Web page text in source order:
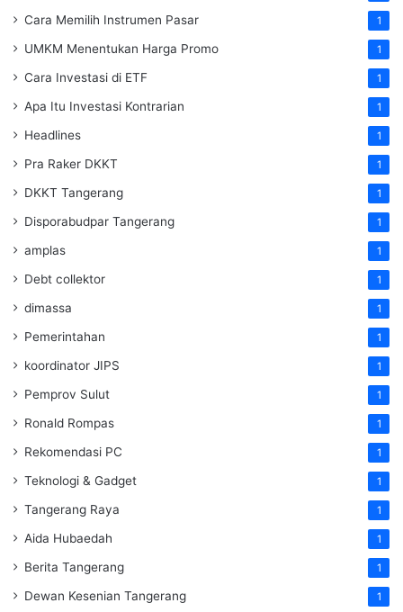
Cara Memilih Instrumen Pasar 1
UMKM Menentukan Harga Promo 1
Cara Investasi di ETF 1
Apa Itu Investasi Kontrarian 1
Headlines 1
Pra Raker DKKT 1
DKKT Tangerang 1
Disporabudpar Tangerang 1
amplas 1
Debt collektor 1
dimassa 1
Pemerintahan 1
koordinator JIPS 1
Pemprov Sulut 1
Ronald Rompas 1
Rekomendasi PC 1
Teknologi & Gadget 1
Tangerang Raya 1
Aida Hubaedah 1
Berita Tangerang 1
Dewan Kesenian Tangerang 1